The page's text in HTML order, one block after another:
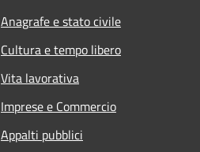
Anagrafe e stato civile
Cultura e tempo libero
Vita lavorativa
Imprese e Commercio
Appalti pubblici